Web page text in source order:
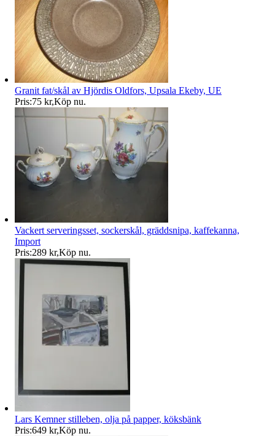
Granit fat/skål av Hjördis Oldfors, Upsala Ekeby, UE
Pris:75 kr,Köp nu.
Vackert serveringsset, sockerskål, gräddsnipa, kaffekanna,
Import
Pris:289 kr,Köp nu.
Lars Kemner stilleben, olja på papper, köksbänk
Pris:649 kr,Köp nu.